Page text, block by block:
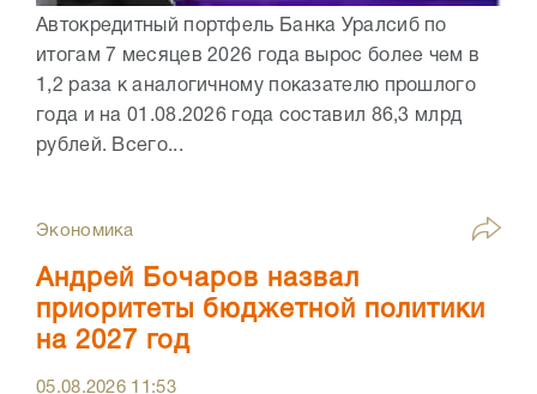
Автокредитный портфель Банка Уралсиб по
итогам 7 месяцев 2026 года вырос более чем в
1,2 раза к аналогичному показателю прошлого
года и на 01.08.2026 года составил 86,3 млрд
рублей. Всего...
Экономика
Андрей Бочаров назвал
приоритеты бюджетной политики
на 2027 год
05.08.2026 11:53